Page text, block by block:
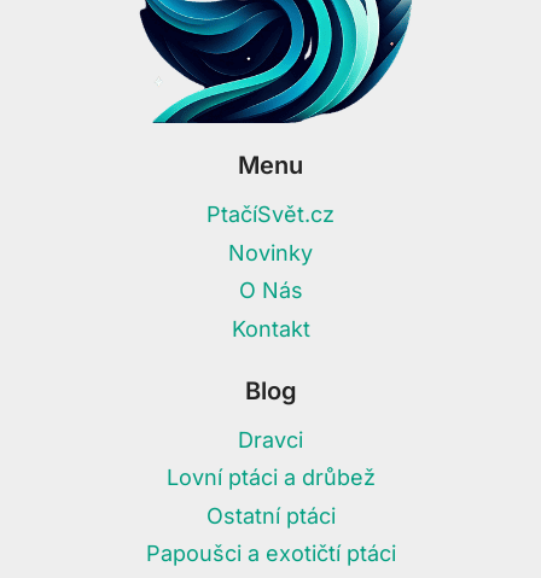
Menu
PtačíSvět.cz
Novinky
O Nás
Kontakt
Blog
Dravci
Lovní ptáci a drůbež
Ostatní ptáci
Papoušci a exotičtí ptáci